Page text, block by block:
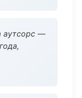
аутсорс —